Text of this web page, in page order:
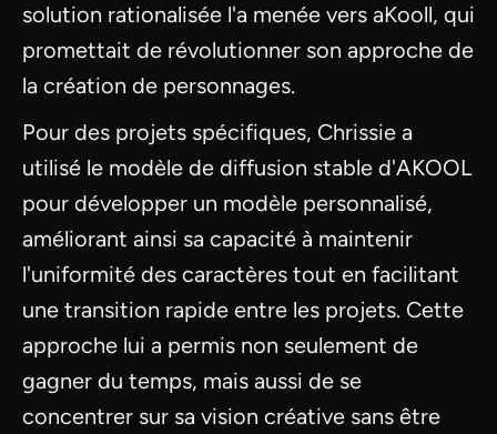
solution rationalisée l'a menée vers aKooll, qui
promettait de révolutionner son approche de
la création de personnages.
Pour des projets spécifiques, Chrissie a
utilisé le modèle de diffusion stable d'AKOOL
pour développer un modèle personnalisé,
améliorant ainsi sa capacité à maintenir
l'uniformité des caractères tout en facilitant
une transition rapide entre les projets. Cette
approche lui a permis non seulement de
gagner du temps, mais aussi de se
concentrer sur sa vision créative sans être